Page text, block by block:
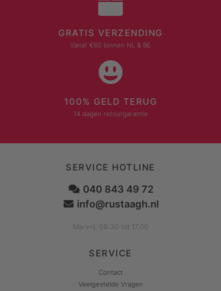
GRATIS VERZENDING
Vanaf €60 binnen NL & BE
100% GELD TERUG
14 dagen retourgarantie
SERVICE HOTLINE
040 843 49 72
info@rustaagh.nl
Ma-vrij: 08:30 tot 17.00
SERVICE
Contact
Veelgestelde Vragen